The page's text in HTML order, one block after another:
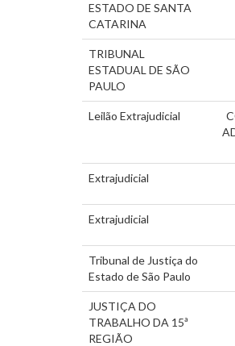
ESTADO DE SANTA
CATARINA
TRIBUNAL
ESTADUAL DE SÃO
PAULO
Leilão Extrajudicial
Extrajudicial
Extrajudicial
Tribunal de Justiça do
Estado de São Paulo
JUSTIÇA DO
TRABALHO DA 15ª
REGIÃO